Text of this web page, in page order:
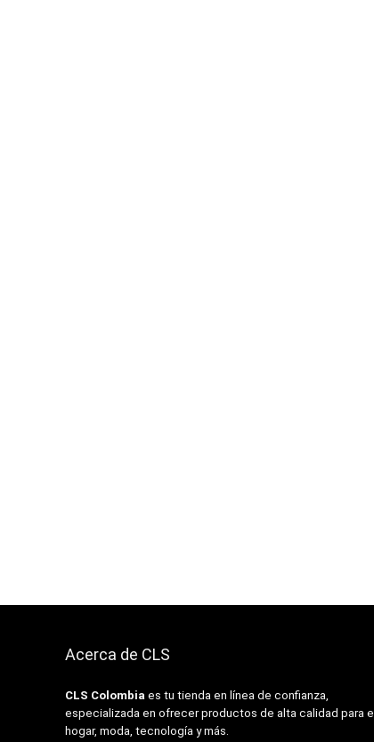
Acerca de CLS
CLS Colombiaes tu tienda en línea de confianza,
especializada en ofrecer productos de alta calidad para el
hogar, moda, tecnología y más.